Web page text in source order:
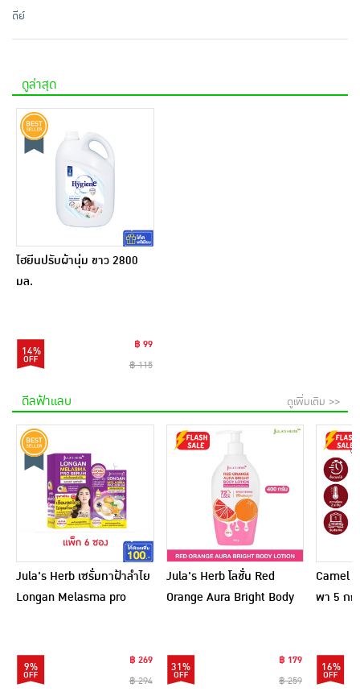
ดีย์
ดูล่าสุด
ไฮยีนปรับผ้านุ่ม ขาว 2800
มล.
14%
฿ 99
฿ 115
ดีลฟ้าแลบ ดูเพิ่มเติม >>
Jula's Herb เซรั่มทาฝ้าลำไย
Longan Melasma pro
9%
฿ 269
฿ 294
Jula's Herb โลชั่น Red
Orange Aura Bright Body
31%
฿ 179
฿ 259
Camel
พา 5 กก
16%